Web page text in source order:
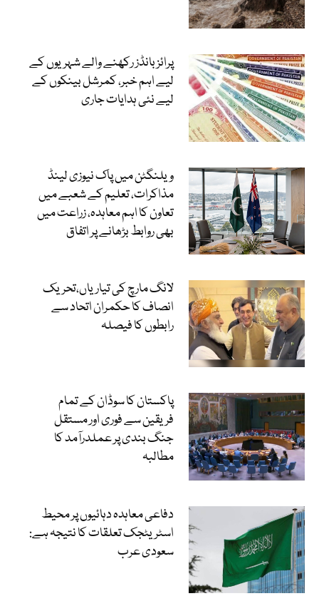
پرائز بانڈز رکھنے والے شہریوں کے
لیے اہم خبر، کمرشل بینکوں کے
لیے نئی ہدایات جاری
ویلنگٹن میں پاک نیوزی لینڈ
مذاکرات، تعلیم کے شعبے میں
تعاون کا اہم معاہدہ، زراعت میں
بھی روابط بڑھانے پر اتفاق
لانگ مارچ کی تیاریاں،تحریک
انصاف کا حکمران اتحاد سے
رابطوں کا فیصلہ
پاکستان کا سوڈان کے تمام
فریقین سے فوری اور مستقل
جنگ بندی پر عملدرآمد کا
مطالبہ
دفاعی معاہدہ دہائیوں پر محیط
اسٹریٹجک تعلقات کا نتیجہ ہے:
سعودی عرب